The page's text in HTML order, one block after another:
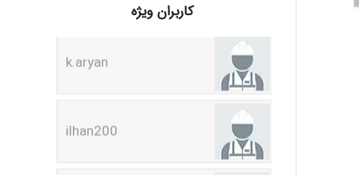
کاربران ویژه
ilhan200